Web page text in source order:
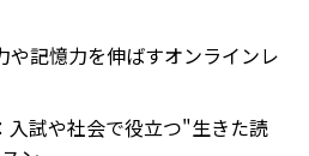
や記憶力を伸ばすオンラインレ
入試や社会で役立つ"生きた読